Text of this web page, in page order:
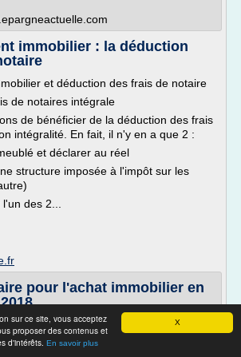
X
sur ce site, vous acceptez
proposer des contenus et
d'intérêts. En savoir plus
immobilier : la déduction
et déduction des frais de notaire
de notaires intégrale
de bénéficier de la déduction des frais
intégralité. En fait, il n'y en a que 2 :
et déclarer au réel
structure imposée à l'impôt sur les
des 2...
pour l'achat immobilier en
liés à l'achat et à l'ouverture de crédit